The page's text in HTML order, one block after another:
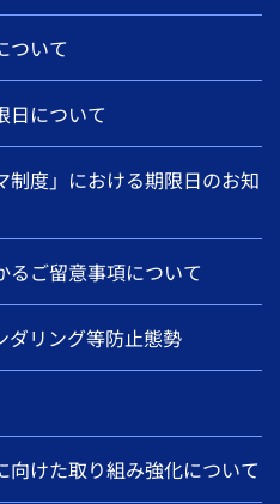
ついて
日について
制度」における期限日のお知
るご留意事項について
ダリング等防止態勢
けた取り組み強化について